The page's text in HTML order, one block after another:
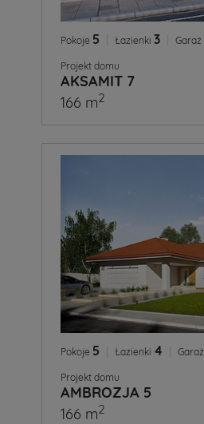
Pokoje 5 Łazienki 3 Garaż
Projekt domu
AKSAMIT 7
166 m2
Pokoje 5 Łazienki 4 Garaż
Projekt domu
AMBROZJA 5
166 m2